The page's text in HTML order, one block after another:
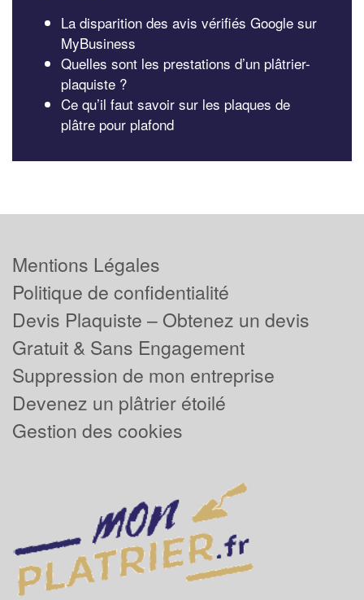
La disparition des avis vérifiés Google sur
MyBusiness
Quelles sont les prestations d’un plâtrier-
plaquiste ?
Ce qu’il faut savoir sur les plaques de
plâtre pour plafond
Mentions Légales
Politique de confidentialité
Devis Plaquiste – Obtenez un devis
Gratuit & Sans Engagement
Suppression de mon entreprise
Devenez un plâtrier étoilé
Gestion des cookies